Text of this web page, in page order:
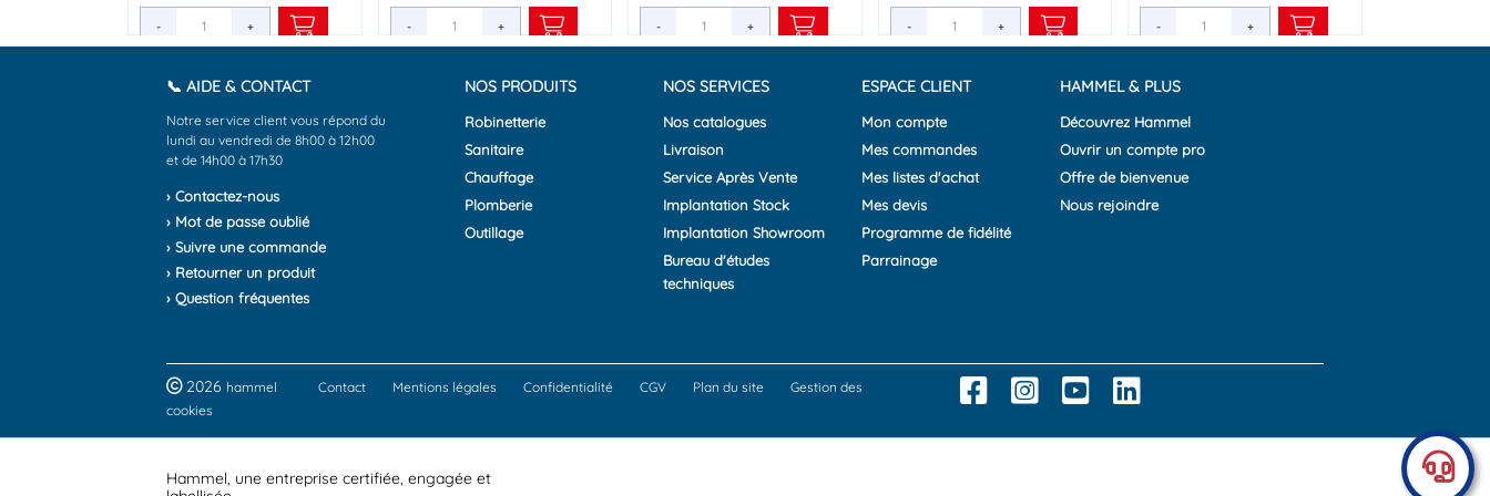
- + - + - + - + - +
- + - + - + - + - +
- + - + - +
📞 AIDE & CONTACT
Notre service client vous répond du
lundi au vendredi de 8h00 à 12h00
et de 14h00 à 17h30
› Contactez-nous
› Mot de passe oublié
› Suivre une commande
› Retourner un produit
› Question fréquentes
NOS PRODUITS
Robinetterie
Sanitaire
Chauffage
Plomberie
Outillage
NOS SERVICES
Nos catalogues
Livraison
Service Après Vente
Implantation Stock
Implantation Showroom
Bureau d'études
techniques
ESPACE CLIENT
Mon compte
Mes commandes
Mes listes d'achat
Mes devis
Programme de fidélité
Parrainage
HAMMEL & PLUS
Découvrez Hammel
Ouvrir un compte pro
Offre de bienvenue
Nous rejoindre
2026 hammel Contact Mentions légales Confidentialité CGV Plan du site
Gestion des
cookies
Hammel, une entreprise certifiée, engagée et